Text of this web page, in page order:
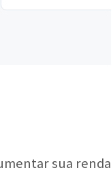
sua renda